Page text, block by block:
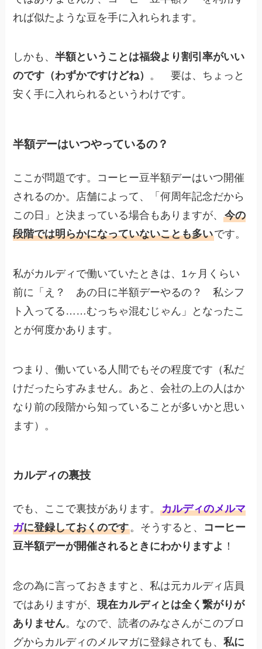
れば似たような豆を手に入れられます。
しかも、半額ということは福袋より割引率がいい
のです（わずかですけどね） 。 要は、ちょっと
安く手に入れられるというわけです。
半額デーはいつやっているの？
ここが問題です。コーヒー豆半額デーはいつ開催
されるのか。店舗によって、「何周年記念だから
この日」と決まっている場合もありますが、今の
段階では明らかになっていないことも多いです。
私がカルディで働いていたときは、1ヶ月くらい
前に「え？ あの日に半額デーやるの？ 私シフ
ト入ってる……むっちゃ混むじゃん」となったこ
とが何度かあります。
つまり、働いている人間でもその程度です（私だ
けだったらすみません。あと、会社の上の人はか
なり前の段階から知っていることが多いかと思い
ます）。
カルディの裏技
でも、ここで裏技があります。カルディのメルマ
ガに登録しておくのです。そうすると、 コーヒー
豆半額デーが開催されるときにわかりますよ ！
念の為に言っておきますと、私は元カルディ店員
ではありますが、現在カルディとは全く繋がりが
ありません。なので、読者のみなさんがこのブロ
グからカルディのメルマガに登録されても、私に